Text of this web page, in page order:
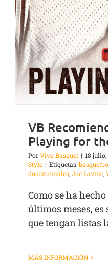
VB
Playing for
PorViva Basquet | 18
Style | Etiquetas:
documentales,Joe Lavine,
Como se ha
últimos meses, es
que tengan listas
MÁS INFORMACIÓN